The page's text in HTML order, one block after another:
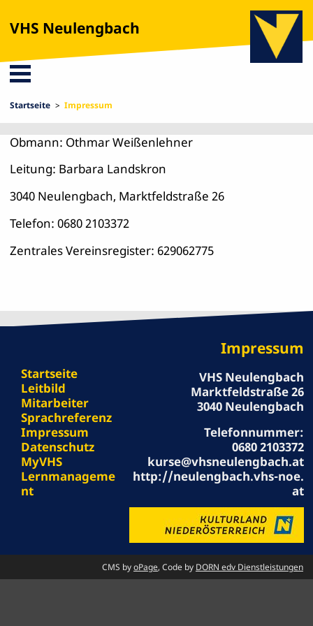
VHS Neulengbach
Startseite Impressum
Obmann: Othmar Weißenlehner
Leitung: Barbara Landskron
3040 Neulengbach, Marktfeldstraße 26
Telefon: 0680 2103372
Zentrales Vereinsregister: 629062775
Startseite
Leitbild
Mitarbeiter
Sprachreferenz
Impressum
Datenschutz
MyVHS
Lernmanageme
nt
Impressum
VHS Neulengbach
Marktfeldstraße 26
3040 Neulengbach
Telefonnummer:
0680 2103372
kurse@vhsneulengbach.at
http://neulengbach.vhs-noe.
at
CMS byoPage, Code by DORN edv Dienstleistungen